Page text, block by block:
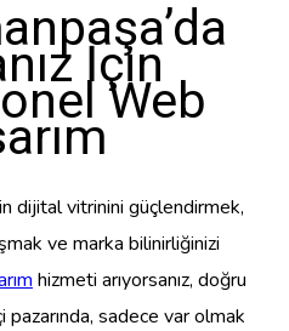
İçin
Web
dijital vitrinini güçlendirmek,
ve marka bilinirliğinizi
hizmeti arıyorsanız, doğru
sadece var olmak